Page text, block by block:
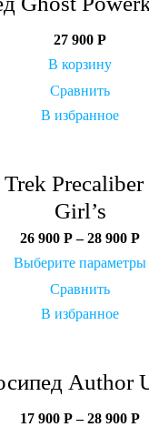
27 900 Р
В корзину
Сравнить
В избранное
Precaliber
Girl’s
26 900 Р–28 900 Р
Выберите параметры
Сравнить
В избранное
Author
17 900 Р–28 900 Р